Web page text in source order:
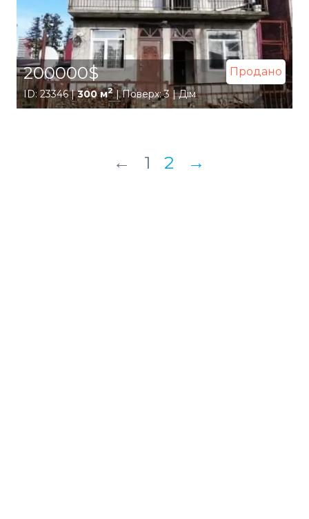
200000$ Продано
ID: 23346 |300 м2| Поверх: 3 | Дім
← 1 2 →